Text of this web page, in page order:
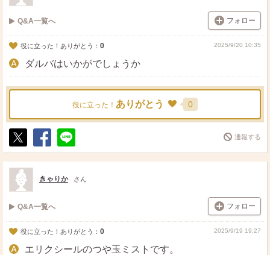
Q&A一覧へ フォロー
役に立った！ありがとう： 0 2025/9/20 10:35
ダルバはいかがでしょうか
役に立った！ ありがとう 0
ポ
ス
ト
シ
ェ
送
る
通報する
きゃりか さん
Q&A一覧へ フォロー
役に立った！ありがとう： 0 2025/9/19 19:27
エリクシールのつや玉ミストです。